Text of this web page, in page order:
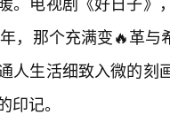
，那个充满变🔥革
人生活细致入微的刻
印记。